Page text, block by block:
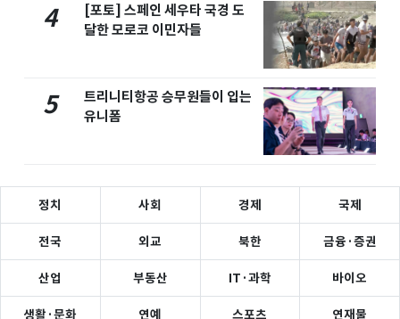
4
[포토] 스페인 세우타 국경 도
달한 모로코 이민자들
5
트리니티항공 승무원들이 입는
유니폼
정치 사회 경제 국제
전국 외교 북한 금융·증권
산업 부동산 IT·과학 바이오
생활·문화 연예 스포츠 연재물